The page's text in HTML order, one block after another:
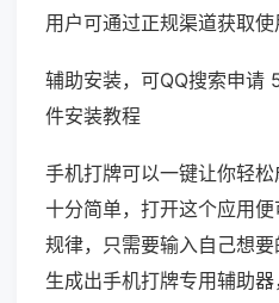
用户可通过正规渠道获取使
辅助安装，可QQ搜索申
件安装教程
手机打牌可以一键让你轻
十分简单，打开这个应用
规律，只需要输入自己想
生成出手机打牌专用辅助